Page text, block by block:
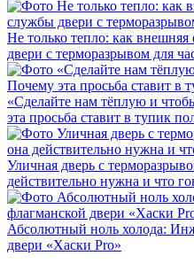
Не только тепло: как
двери с терморазрывом для
«Сделайте нам тёплую и
эта просьба ставит в тупик
Уличная дверь с
действительно нужна и что
Абсолютный ноль холода:
двери «Хаски Pro»